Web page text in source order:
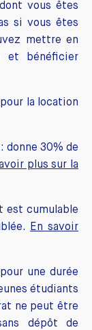
vous êtes
si vous êtes
mettre en
et bénéficier
la location
: donne 30% de
plus sur la
est cumulable
En savoir
une durée
étudiants
ne peut être
dépôt de